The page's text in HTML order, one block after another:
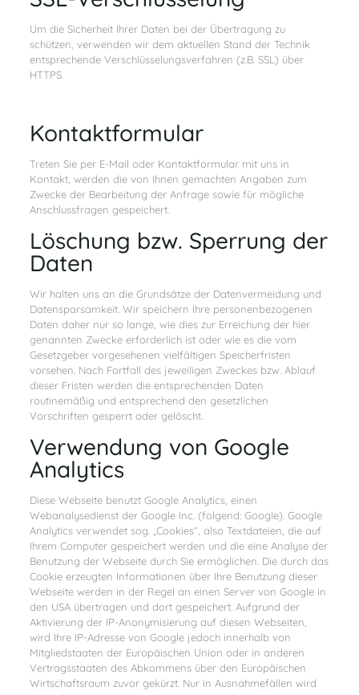
Um die Sicherheit Ihrer Daten bei der Übertragung zu
schützen, verwenden wir dem aktuellen Stand der Technik
entsprechende Verschlüsselungsverfahren (z.B. SSL) über
HTTPS.
Kontaktformular
Treten Sie per E-Mail oder Kontaktformular mit uns in
Kontakt, werden die von Ihnen gemachten Angaben zum
Zwecke der Bearbeitung der Anfrage sowie für mögliche
Anschlussfragen gespeichert.
Löschung bzw. Sperrung der
Daten
Wir halten uns an die Grundsätze der Datenvermeidung und
Datensparsamkeit. Wir speichern Ihre personenbezogenen
Daten daher nur so lange, wie dies zur Erreichung der hier
genannten Zwecke erforderlich ist oder wie es die vom
Gesetzgeber vorgesehenen vielfältigen Speicherfristen
vorsehen. Nach Fortfall des jeweiligen Zweckes bzw. Ablauf
dieser Fristen werden die entsprechenden Daten
routinemäßig und entsprechend den gesetzlichen
Vorschriften gesperrt oder gelöscht.
Verwendung von Google
Analytics
Diese Webseite benutzt Google Analytics, einen
Webanalysedienst der Google Inc. (folgend: Google). Google
Analytics verwendet sog. „Cookies“, also Textdateien, die auf
Ihrem Computer gespeichert werden und die eine Analyse der
Benutzung der Webseite durch Sie ermöglichen. Die durch das
Cookie erzeugten Informationen über Ihre Benutzung dieser
Webseite werden in der Regel an einen Server von Google in
den USA übertragen und dort gespeichert. Aufgrund der
Aktivierung der IP-Anonymisierung auf diesen Webseiten,
wird Ihre IP-Adresse von Google jedoch innerhalb von
Mitgliedstaaten der Europäischen Union oder in anderen
Vertragsstaaten des Abkommens über den Europäischen
Wirtschaftsraum zuvor gekürzt. Nur in Ausnahmefällen wird